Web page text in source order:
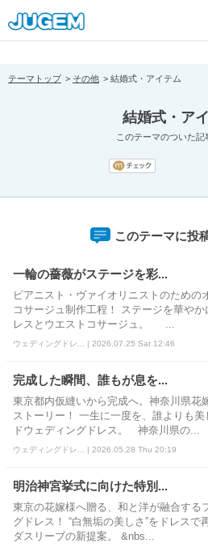
[pear_error: message="Success"
prefix="" info=""]
テーマトップ その他 結婚式・アイテム
結婚式・ア
このテーマのついた記
このテーマに投
一輪の薔薇がステージを彩...
ピアニスト・ヴァイオリニストのための
コサージュ制作工程！ ステージを華や
レスとウエストコサージュ。 ...
ウェディングドレ... | 2026.07.25 Sat 12:46
完成した瞬間、誰もが息を...
東京都内仮縫いから完成へ。神奈川県花
ストーリー！ 一生に一度を、誰よりも
ドウェディングドレス。 神奈川県の...
ウェディングドレ... | 2026.05.28 Thu 20:19
明治神宮挙式に向けた特別...
東京の花嫁様へ贈る、和と洋が融合する
グドレス！ “白無垢の美しさ”をドレスで
ダスリーブの新提案。 &nbs...